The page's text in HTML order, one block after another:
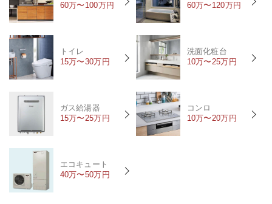
60万〜100万円
60万〜120万円
トイレ
15万〜30万円
洗面化粧台
10万〜25万円
ガス給湯器
15万〜25万円
コンロ
10万〜20万円
エコキュート
40万〜50万円